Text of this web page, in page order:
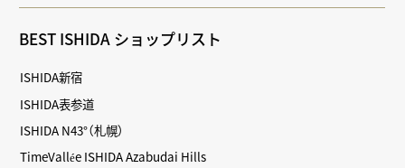
BEST ISHIDA ショップリスト
ISHIDA新宿
ISHIDA表参道
ISHIDA N43°（札幌）
TimeVallée ISHIDA Azabudai Hills